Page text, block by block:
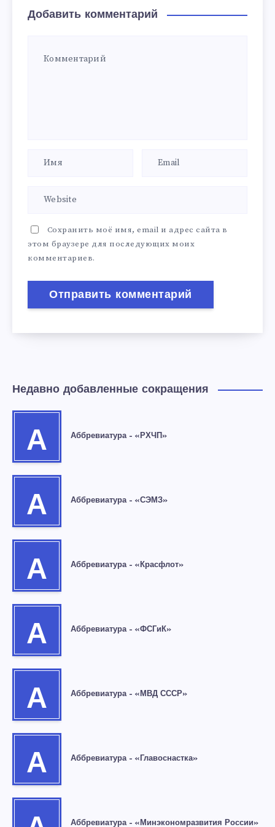
Добавить комментарий
Сохранить моё имя, email и адрес сайта в
этом браузере для последующих моих
комментариев.
Недавно добавленные сокращения
А Аббревиатура – «РХЧП»
А Аббревиатура – «СЭМЗ»
А Аббревиатура – «Красфлот»
А Аббревиатура – «ФСГиК»
А Аббревиатура – «МВД СССР»
А Аббревиатура – «Главоснастка»
Аббревиатура – «Минэкономразвития России»